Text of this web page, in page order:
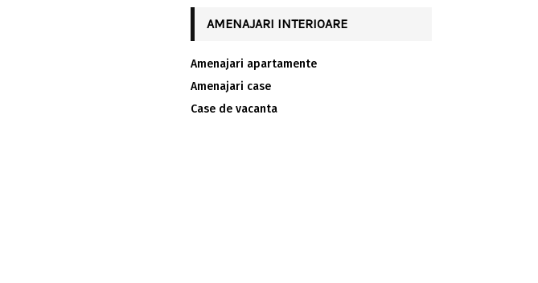
AMENAJARI INTERIOARE
Amenajari apartamente
Amenajari case
Case de vacanta